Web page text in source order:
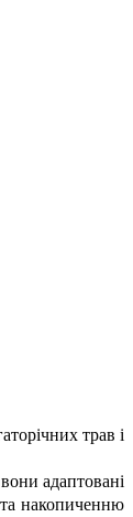
трав і
адаптовані
накопиченню